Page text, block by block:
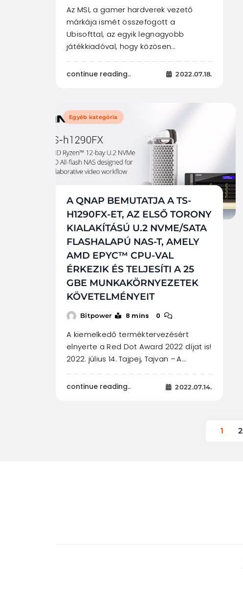
Az MSI, a gamer hardverek vezető
márkája ismét összefogott a
Ubisofttal, az egyik legnagyobb
játékkiadóval, hogy közösen…
continue reading.. 2022.07.18.
Egyéb kategória
A QNAP BEMUTATJA A TS-
H1290FX-ET, AZ ELSŐ TORONY
KIALAKÍTÁSÚ U.2 NVME/SATA
FLASHALAPÚ NAS-T, AMELY
AMD EPYC™ CPU-VAL
ÉRKEZIK ÉS TELJESÍTI A 25
GBE MUNKAKÖRNYEZETEK
KÖVETELMÉNYEIT
Bitpower 8 mins 0
A kiemelkedő terméktervezésért
elnyerte a Red Dot Award 2022 díjat is!
2022. július 14. Tajpej, Tajvan – A…
continue reading.. 2022.07.14.
1 2